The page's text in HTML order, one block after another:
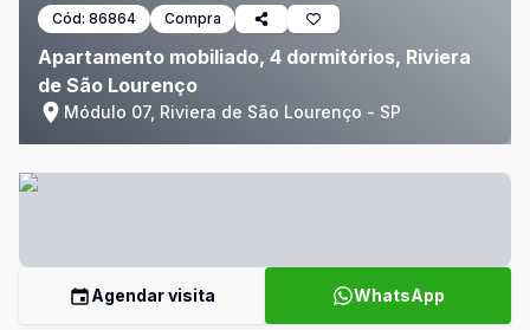
Cód: 86864 Compra
Apartamento mobiliado, 4 dormitórios, Riviera
de São Lourenço
Módulo 07, Riviera de São Lourenço - SP
Agendar visita WhatsApp